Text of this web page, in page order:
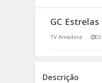
(RE) PENSAMENTOS
GC
TV Amadora
Descrição